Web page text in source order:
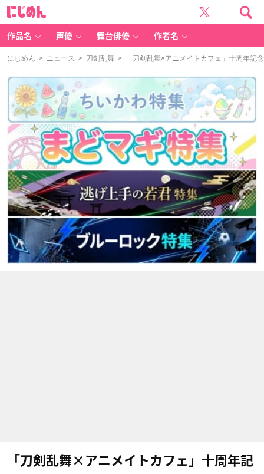
作品名 声優 舞台俳優 作者名
にじめん > ニュース > 刀剣乱舞 > 「刀剣乱舞×アニメイトカフェ」十周年記
「刀剣乱舞×アニメイトカフェ」十周年記